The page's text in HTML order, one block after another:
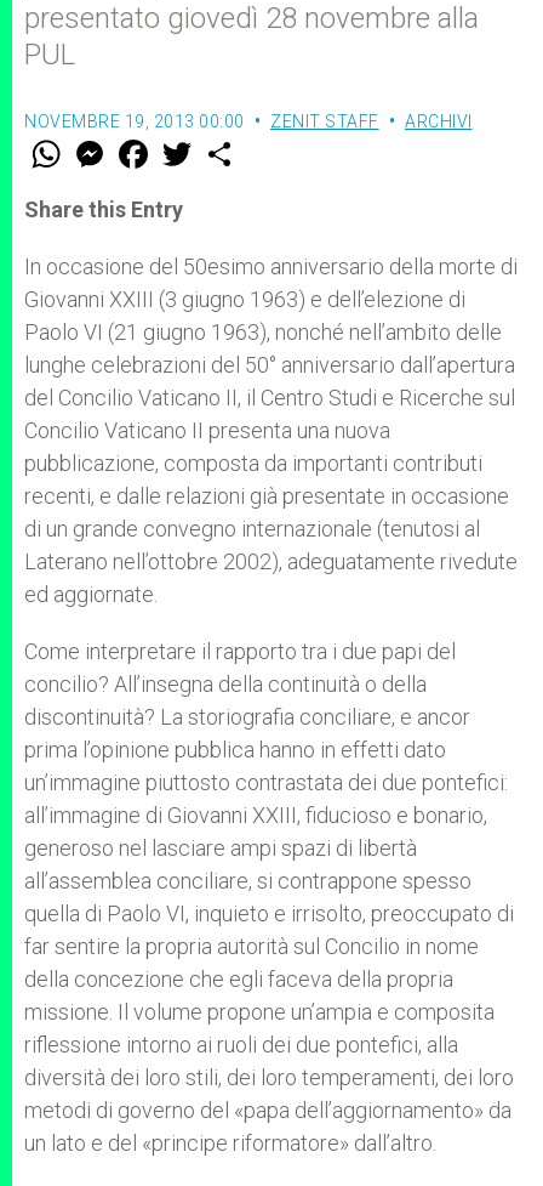
presentato giovedì 28 novembre alla
PUL
NOVEMBRE 19, 2013 00:00 ZENIT STAFF ARCHIVI
W
t
s
p
p
M
e
s
e
g
e
r
F
a
e
b
o
k
w
r
Share this Entry
In occasione del 50esimo anniversario della morte di
Giovanni XXIII (3 giugno 1963) e dell’elezione di
Paolo VI (21 giugno 1963), nonché nell’ambito delle
lunghe celebrazioni del 50° anniversario dall’apertura
del Concilio Vaticano II, il Centro Studi e Ricerche sul
Concilio Vaticano II presenta una nuova
pubblicazione, composta da importanti contributi
recenti, e dalle relazioni già presentate in occasione
di un grande convegno internazionale (tenutosi al
Laterano nell’ottobre 2002), adeguatamente rivedute
ed aggiornate.
Come interpretare il rapporto tra i due papi del
concilio? All’insegna della continuità o della
discontinuità? La storiografia conciliare, e ancor
prima l’opinione pubblica hanno in effetti dato
un’immagine piuttosto contrastata dei due pontefici:
all’immagine di Giovanni XXIII, fiducioso e bonario,
generoso nel lasciare ampi spazi di libertà
all’assemblea conciliare, si contrappone spesso
quella di Paolo VI, inquieto e irrisolto, preoccupato di
far sentire la propria autorità sul Concilio in nome
della concezione che egli faceva della propria
missione. Il volume propone un’ampia e composita
riflessione intorno ai ruoli dei due pontefici, alla
diversità dei loro stili, dei loro temperamenti, dei loro
metodi di governo del «papa dell’aggiornamento» da
un lato e del «principe riformatore» dall’altro.